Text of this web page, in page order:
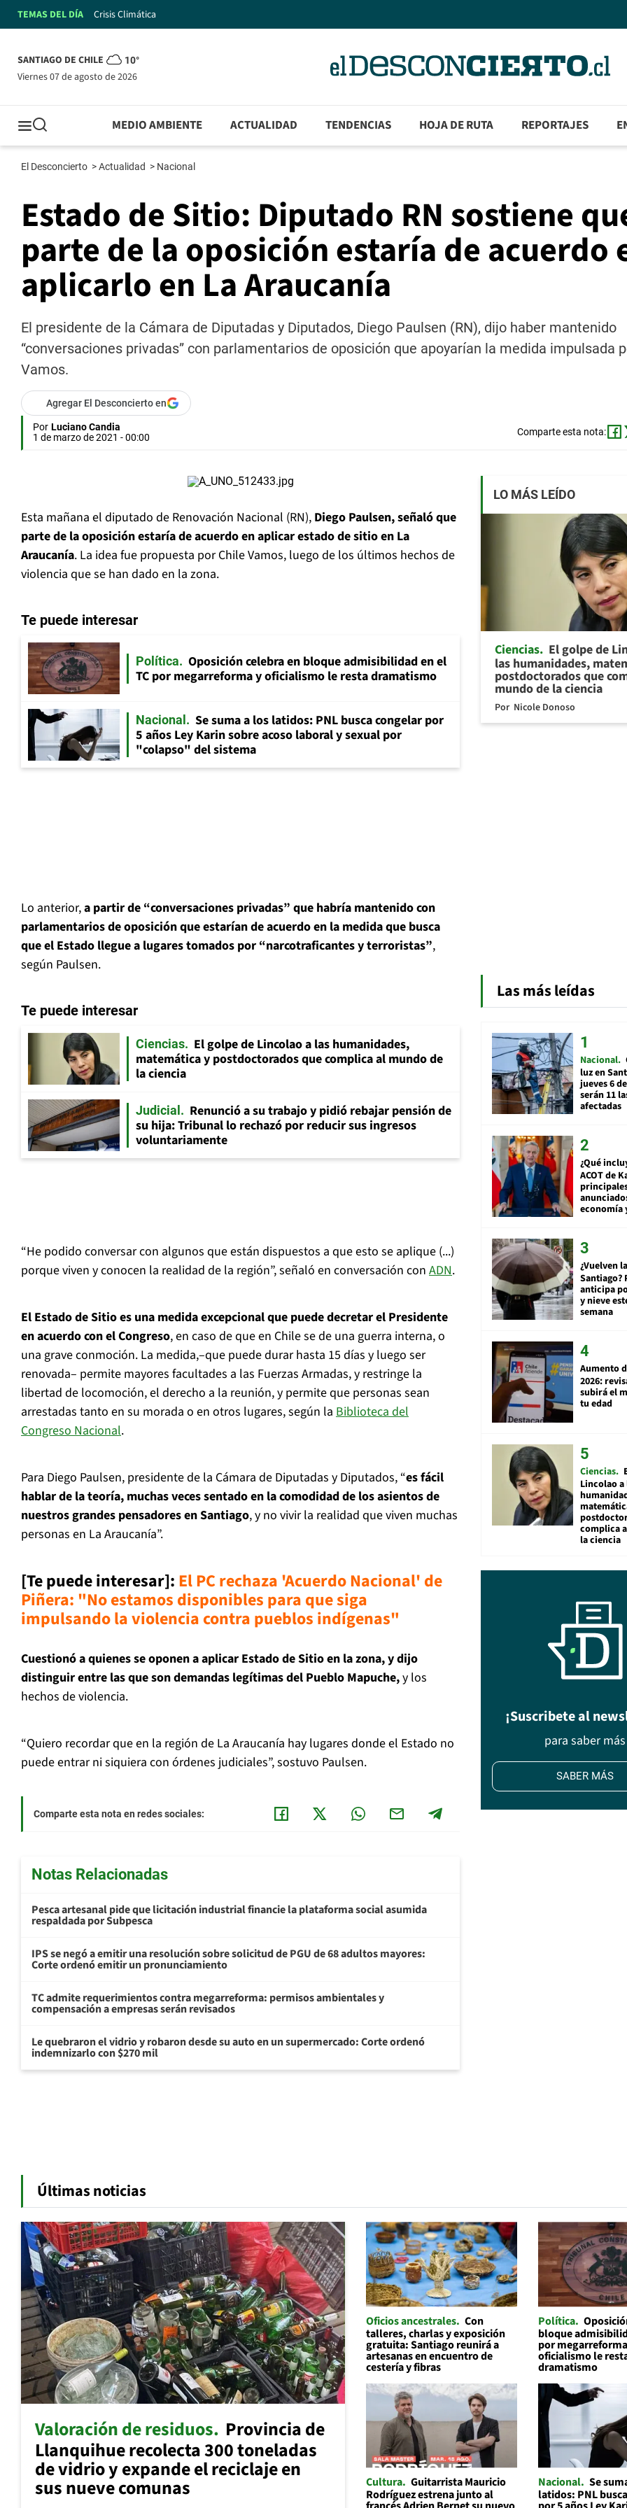
TEMAS DEL DÍA Crisis Climática
SANTIAGO DE CHILE 10°
viernes 07 de agosto de 2026
MEDIO AMBIENTE ACTUALIDAD TENDENCIAS HOJA DE RUTA REPORTAJES
El Desconcierto >Actualidad > Nacional
Estado de Sitio: Diputado RN sostiene
parte de la oposición estaría de acuerdo
aplicarlo en La Araucanía
El presidente de la Cámara de Diputadas y Diputados, Diego Paulsen (RN), dijo haber mantenido
“conversaciones privadas” con parlamentarios de oposición que apoyarían la medida impulsada
Vamos.
Agregar El Desconcierto en
Por Luciano Candia
1 de marzo de 2021 - 00:00
Comparte esta nota:
Esta mañana el diputado de Renovación Nacional (RN), Diego Paulsen, señaló que
parte de la oposición estaría de acuerdo en aplicar estado de sitio en La
Araucanía. La idea fue propuesta por Chile Vamos, luego de los últimos hechos de
violencia que se han dado en la zona.
Te puede interesar
Política
Oposición celebra en bloque admisibilidad en el
TC por megarreforma y oficialismo le resta dramatismo
Nacional
Se suma a los latidos: PNL busca congelar por
5 años Ley Karin sobre acoso laboral y sexual por
"colapso" del sistema
Lo anterior,a partir de “conversaciones privadas” que habría mantenido con
parlamentarios de oposición que estarían de acuerdo en la medida que busca
que el Estado llegue a lugares tomados por “narcotraficantes y terroristas”,
según Paulsen.
Te puede interesar
Ciencias
El golpe de Lincolao a las humanidades,
matemática y postdoctorados que complica al mundo de
la ciencia
Judicial
Renunció a su trabajo y pidió rebajar pensión de
su hija: Tribunal lo rechazó por reducir sus ingresos
voluntariamente
“He podido conversar con algunos que están dispuestos a que esto se aplique (...)
porque viven y conocen la realidad de la región”, señaló en conversación con ADN.
El Estado de Sitio es una medida excepcional que puede decretar el Presidente
en acuerdo con el Congreso, en caso de que en Chile se de una guerra interna, o
una grave conmoción. La medida,–que puede durar hasta 15 días y luego ser
renovada– permite mayores facultades a las Fuerzas Armadas, y restringe la
libertad de locomoción, el derecho a la reunión, y permite que personas sean
arrestadas tanto en su morada o en otros lugares, según la Biblioteca del
Congreso Nacional.
Para Diego Paulsen, presidente de la Cámara de Diputadas y Diputados, “es fácil
hablar de la teoría, muchas veces sentado en la comodidad de los asientos de
nuestros grandes pensadores en Santiago, y no vivir la realidad que viven muchas
personas en La Araucanía”.
[Te puede interesar]: El PC rechaza 'Acuerdo Nacional' de
Piñera: "No estamos disponibles para que siga
impulsando la violencia contra pueblos indígenas"
Cuestionó a quienes se oponen a aplicar Estado de Sitio en la zona, y dijo
distinguir entre las que son demandas legítimas del Pueblo Mapuche,y los
hechos de violencia.
“Quiero recordar que en la región de La Araucanía hay lugares donde el Estado no
puede entrar ni siquiera con órdenes judiciales”, sostuvo Paulsen.
Comparte esta nota en redes sociales:
Notas Relacionadas
Pesca artesanal pide que licitación industrial financie la plataforma social asumida
respaldada por Subpesca
IPS se negó a emitir una resolución sobre solicitud de PGU de 68 adultos mayores:
Corte ordenó emitir un pronunciamiento
TC admite requerimientos contra megarreforma: permisos ambientales y
compensación a empresas serán revisados
Le quebraron el vidrio y robaron desde su auto en un supermercado: Corte ordenó
indemnizarlo con $270 mil
LO MÁS LEÍDO
Ciencias El golpe de
las humanidades,
postdoctorados que
mundo de la ciencia
Por Nicole Donoso
Las más leídas
Nacional
luz en
jueves 6
serán 11
afectadas
¿Qué
ACOT de
economía
¿Vuelven
Santiago?
anticipa
y nieve
semana
Aumento
2026:
subirá el
tu edad
Ciencias
Lincolao a
complica
la ciencia
¡Suscribete al
para saber más
SABER MÁS
Últimas noticias
Valoración de residuos Provincia de
Llanquihue recolecta 300 toneladas
de vidrio y expande el reciclaje en
sus nueve comunas
Oficios ancestrales Con
talleres, charlas y exposición
gratuita: Santiago reunirá a
artesanas en encuentro de
cestería y fibras
Política
bloque
por
oficialismo le
dramatismo
Cultura Guitarrista Mauricio
Rodríguez estrena junto al
Nacional Se
latidos: PNL